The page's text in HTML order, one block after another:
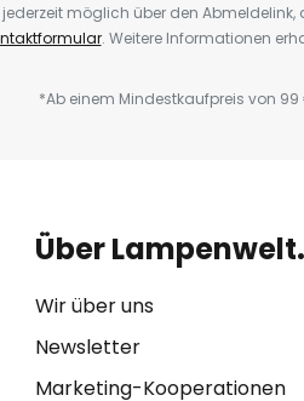
möglich über den Abmeldelink,
. Weitere Informationen
*Ab einem Mindestkaufpreis von
Über
Wir über uns
Newsletter
Marketing-Kooperationen